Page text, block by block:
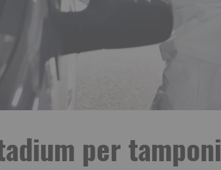
per tamponi